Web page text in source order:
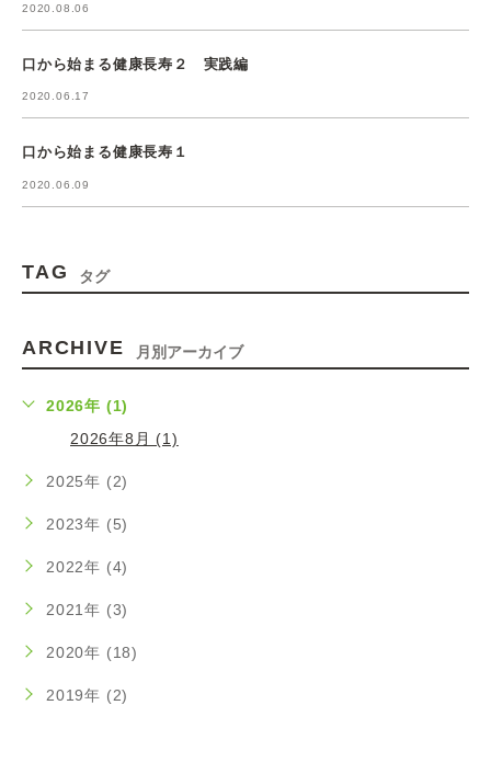
2020.08.06
口から始まる健康長寿２ 実践編
2020.06.17
口から始まる健康長寿１
2020.06.09
TAG タグ
ARCHIVE 月別アーカイブ
2026年 (1)
2026年8月 (1)
2025年 (2)
2023年 (5)
2022年 (4)
2021年 (3)
2020年 (18)
2019年 (2)